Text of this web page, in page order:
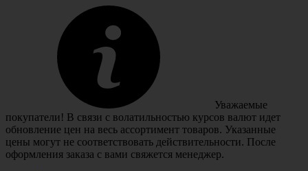
Уважаемые
покупатели! В связи с волатильностью курсов валют идет
обновление цен на весь ассортимент товаров. Указанные
цены могут не соответствовать действительности. После
оформления заказа с вами свяжется менеджер.